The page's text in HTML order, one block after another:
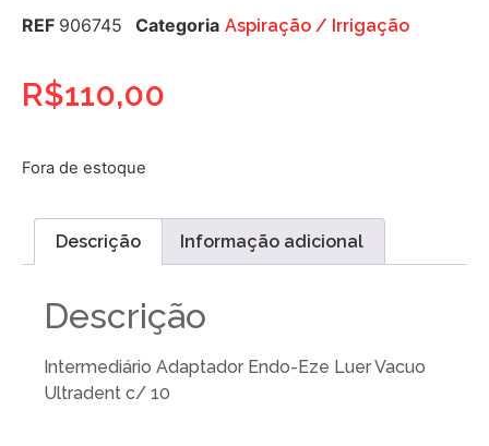
REF 906745 Categoria Aspiração / Irrigação
R$110,00
Fora de estoque
Descrição Informação adicional
Descrição
Intermediário Adaptador Endo-Eze Luer Vacuo
Ultradent c/ 10